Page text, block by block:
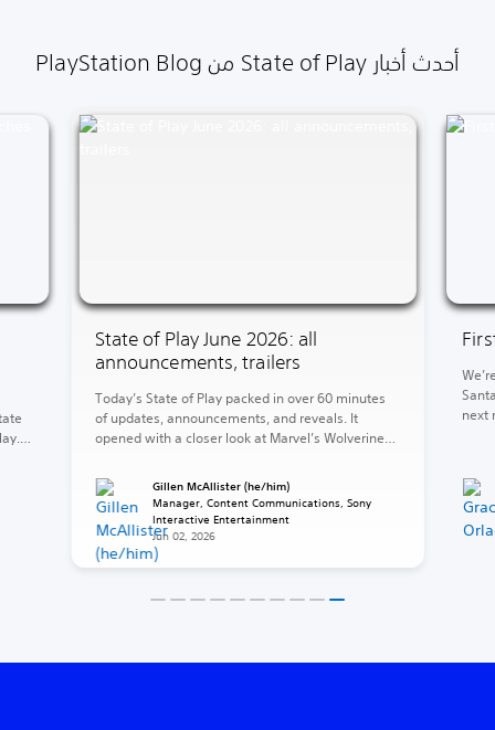
أحدث أخبار State of Play من PlayStation Blog
State of Play June 2026: all
announcements, trailers
Today’s State of Play packed in over 60 minutes
of updates, announcements, and reveals. It
opened with a closer look at Marvel’s Wolverine
Laufey. Between those two heavyweights, a
barrage of release dates, fresh looks, and
surprises. The rest of your 2026 is looking stacked
(and […]
Gillen McAllister (he/him)
Manager, Content Communications, Sony
Interactive Entertainment
Jun 02, 2026